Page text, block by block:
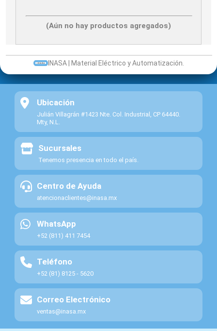
2
RT8-OP-23W/65
LED
23W
6500K,
85
-
ILLUMINER
OP-
ILLUMINER
(Aún no hay productos agregados)
INASA | Material Eléctrico y Automatización.
Ubicación
Julián Villagrán #1423 Nte. Col. Industrial, CP 64440.
Mty, N.L.
Sucursales
Tenemos presencia en todo el país.
Centro de Ayuda
atencionaclientes@inasa.mx
WhatsApp
+52 (811) 411 7454
Teléfono
+52 (81) 8125 - 5620
Correo Electrónico
ventas@inasa.mx